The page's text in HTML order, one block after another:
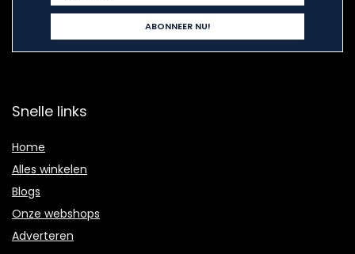
Snelle links
Home
Alles winkelen
Blogs
Onze webshops
Adverteren